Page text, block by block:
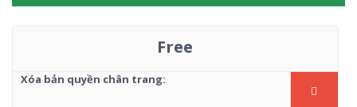
Free
Xóa bản quyền chân trang: